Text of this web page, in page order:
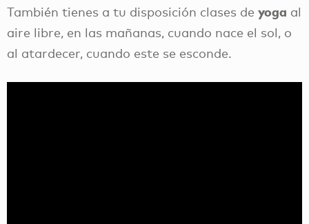
También tienes a tu disposición clases de yoga al
aire libre, en las mañanas, cuando nace el sol, o
al atardecer, cuando este se esconde.